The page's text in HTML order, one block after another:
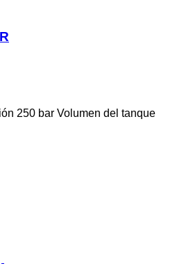
250 bar Volumen del tanque